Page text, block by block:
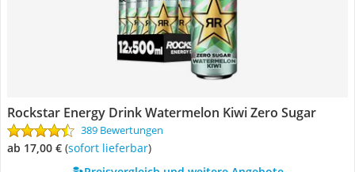
Rockstar Energy Drink Watermelon Kiwi Zero Sugar
389 Bewertungen
ab 17,00 € ( Sofort lieferbar)